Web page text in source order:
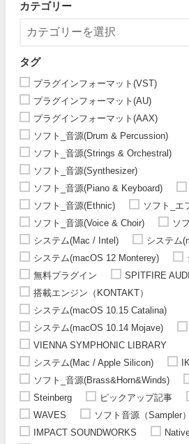
カテゴリー
タグ
プラグインフォーマット(VST)
プラグインフォーマット(AU)
プラグインフォーマット(AAX)
ソフト_音源(Drum & Percussion)
ソフト_音源(Strings & Orchestral)
ソフト_音源(Synthesizer)
ソフト_音源(Piano & Keyboard)
ソフト_音源(Ethnic)
ソフト_エ
ソフト_音源(Voice & Choir)
ソ
システム(Mac / Intel)
システム
システム(macOS 12 Monterey)
無料プラグイン
SPITFIRE
搭載エンジン（KONTAKT）
システム(macOS 10.15 Catalina)
システム(macOS 10.14 Mojave)
VIENNA SYMPHONIC LIBRARY
システム(Mac / Apple Silicon)
ソフト_音源(Brass&Horn&Winds)
Steinberg
ピックアップ記事
WAVES
ソフト音源（Sampler）
IMPACT SOUNDWORKS